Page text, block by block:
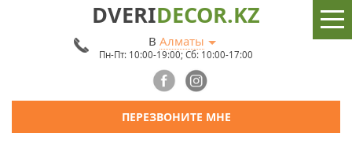
DVERIDECOR.KZ
В Алматы
Пн-Пт: 10:00-19:00; Сб: 10:00-17:00
ПЕРЕЗВОНИТЕ МНЕ